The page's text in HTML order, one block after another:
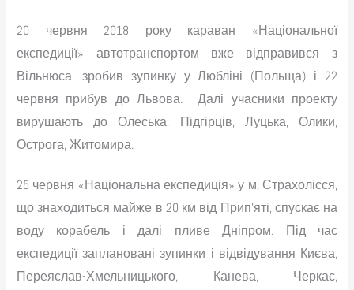
20 червня 2018 року караван «Національної
експедиції» автотранспортом вже відправився з
Вільнюса, зробив зупинку у Любліні (Польща) і 22
червня прибув до Львова. Далі учасники проекту
вирушають до Олеська, Підгірців, Луцька, Олики,
Острога, Житомира.
25 червня «Національна експедиція» у м. Страхолісся,
що знаходиться майже в 20 км від Прип’яті, спускає на
воду корабель і далі пливе Дніпром. Під час
експедиції заплановані зупинки і відвідування Києва,
Переяслав-Хмельницького, Канева, Черкас,